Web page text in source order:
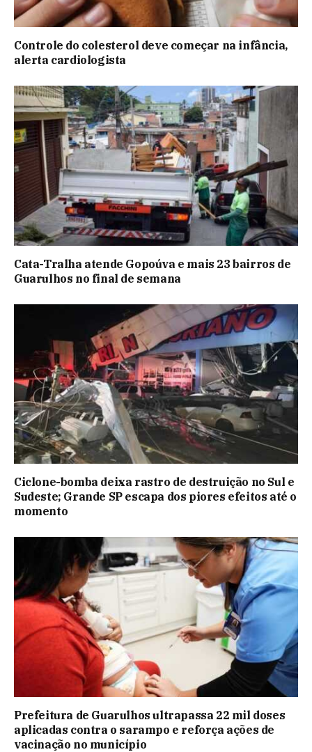
Controle do colesterol deve começar na infância,
alerta cardiologista
Cata-Tralha atende Gopoúva e mais 23 bairros de
Guarulhos no final de semana
Ciclone-bomba deixa rastro de destruição no Sul e
Sudeste; Grande SP escapa dos piores efeitos até o
momento
Prefeitura de Guarulhos ultrapassa 22 mil doses
aplicadas contra o sarampo e reforça ações de
vacinação no município